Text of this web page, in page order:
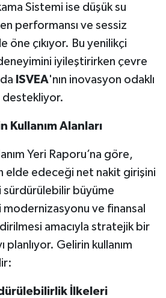
Sistemi ise düşük su
performansı ve sessiz
öne çıkıyor. Bu yenilikçi
iyileştirirken çevre
ISVEA'nın inovasyon odaklı
destekliyor.
Kullanım Alanları
Yeri Raporu’na göre,
elde edeceği net nakit girişini
sürdürülebilir büyüme
ve finansal
amacıyla stratejik bir
planlıyor. Gelirin kullanım
İlkeleri